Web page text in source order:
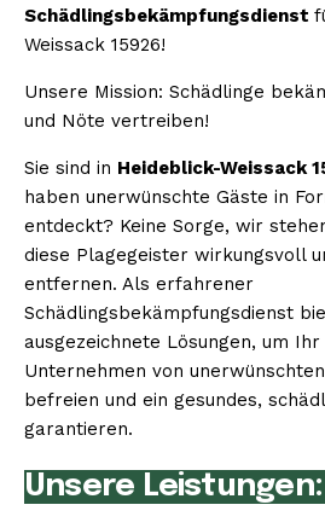
Schädlingsbekämpfungsdienst
Weissack 15926!
Unsere Mission: Schädlinge
und Nöte vertreiben!
Sie sind in Heideblick-Weissack
haben unerwünschte Gäste in
entdeckt? Keine Sorge, wir
diese Plagegeister wirkungsvoll
entfernen. Als erfahrener
Schädlingsbekämpfungsdienst
ausgezeichnete Lösungen, um
Unternehmen von
befreien und ein gesundes,
garantieren.
Unsere Leistungen: